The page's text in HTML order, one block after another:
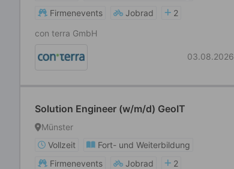
Firmenevents
Jobrad
2
con terra GmbH
03.08.2026
Solution Engineer (w/m/d) GeoIT
Münster
Vollzeit
Fort- und Weiterbildung
Firmenevents
Jobrad
2